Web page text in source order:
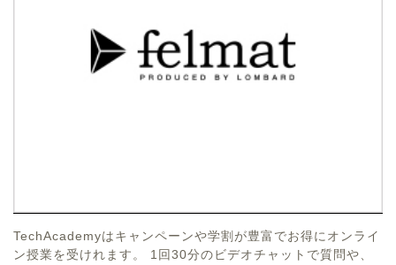
TechAcademyはキャンペーンや学割が豊富でお得にオンライ
ン授業を受けれます。 1回30分のビデオチャットで質問や、